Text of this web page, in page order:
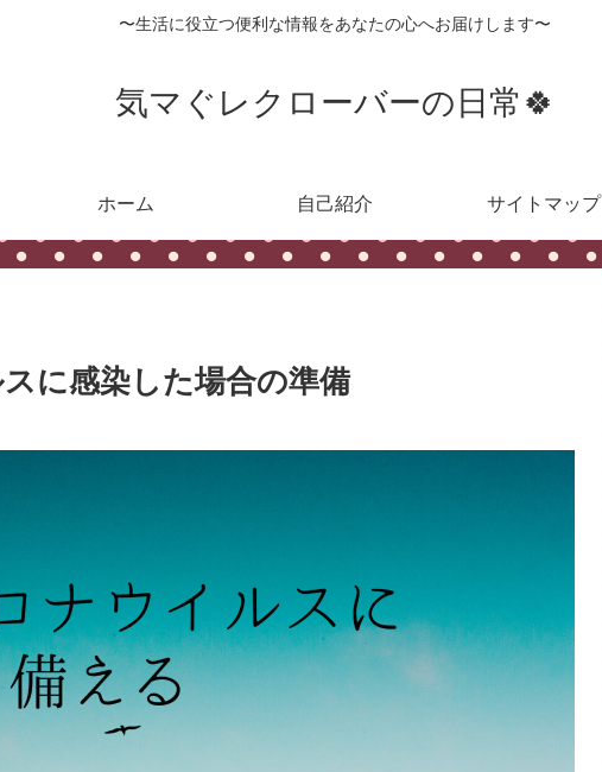
〜生活に役立つ便利な情報をあなたの心へお届けします〜
気マぐレクローバーの日常🍀
ホーム 自己紹介 サイトマップ
に感染した場合の準備